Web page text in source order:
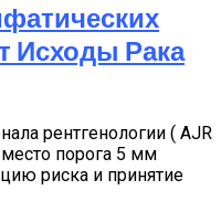
Исходы Рака
рентгенологии ( AJR
порога 5 мм
риска и принятие